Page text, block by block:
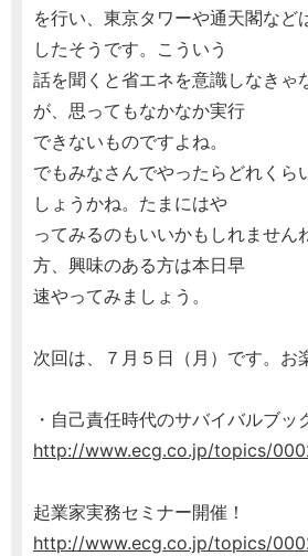
を行い、東京タワーや通天閣など
したそうです。こういう
話を聞くと省エネを意識しなきゃ
が、思ってもなかなか実行
できないものですよね。
でもみなさんでやったらどれくら
しょうかね。たまにはや
ってみるのもいいかもしれません
方、興味のある方は本日早
速やってみましょう。
次回は、７月５日（月）です。お
・自己責任時代のサバイバルブッ
http://www.ecg.co.jp/topics/
起業家実務セミナー開催！
http://www.ecg.co.jp/topics/